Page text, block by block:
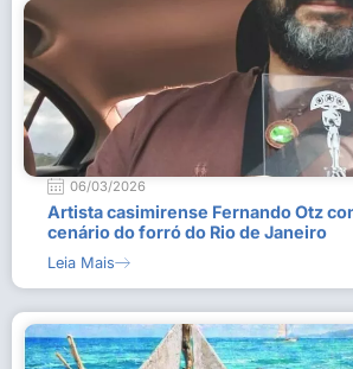
06/03/2026
Artista casimirense Fernando Otz
cenário do forró do Rio de Janeiro
Leia Mais